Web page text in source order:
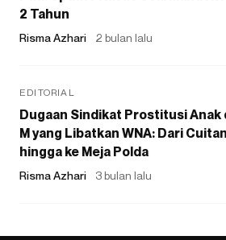
2 Tahun
Risma Azhari 2 bulan lalu
EDITORIAL
Dugaan Sindikat Prostitusi Anak
M yang Libatkan WNA: Dari
hingga ke Meja Polda
Risma Azhari 3 bulan lalu